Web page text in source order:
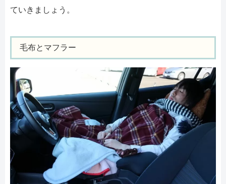
ていきましょう。
毛布とマフラー